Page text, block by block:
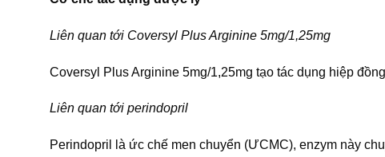
Liên quan tới Coversyl Plus Arginine 5mg/1,25mg
Coversyl Plus Arginine 5mg/1,25mg tạo tác dụng hiệp
Liên quan tới perindopril
Perindopril là ức chế men chuyển (ƯCMC), enzym này